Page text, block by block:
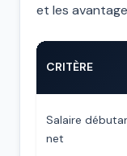
et les
CRITÈRE
Salaire
net